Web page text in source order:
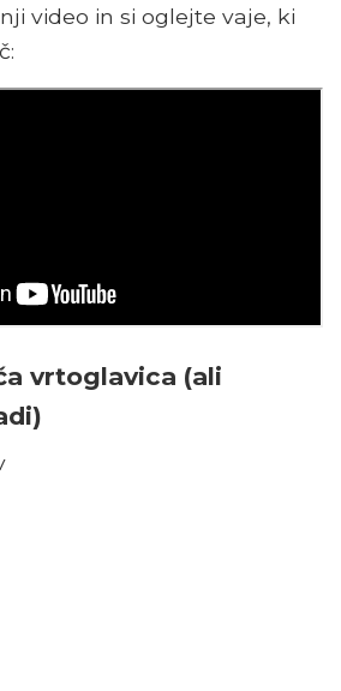
video in si oglejte vaje, ki
vrtoglavica (ali